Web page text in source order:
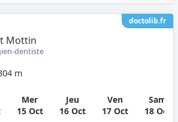
doctolib.fr
Mottin
dentiste
m
Mer
15 Oct
Jeu
16 Oct
Ven
17 Oct
Sam
18 Oct